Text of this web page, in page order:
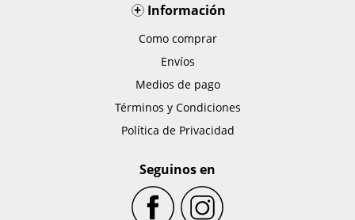
+Información
Como comprar
Envíos
Medios de pago
Términos y Condiciones
Política de Privacidad
Seguinos en